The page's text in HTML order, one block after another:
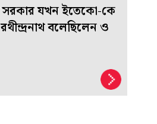
সরকার যখন ইতেকো-কে
বলেছিলেন ও